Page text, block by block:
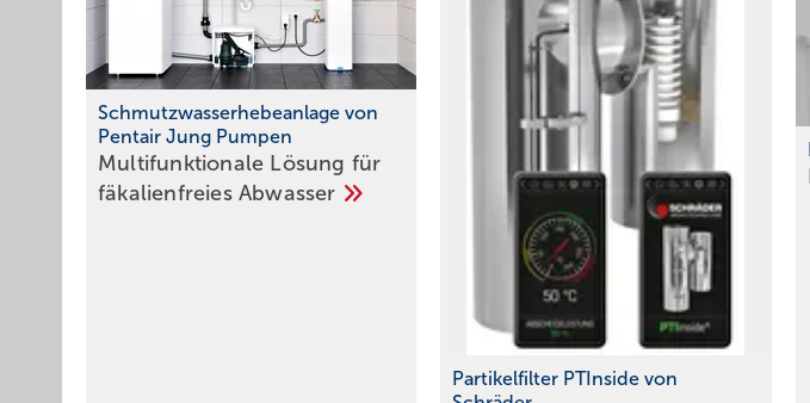
Schmutzwasserhebeanlage von
Pentair Jung Pumpen
Multifunktionale Lösung für
fäkalienfreies Abwasser
Partikelfilter PTInside von